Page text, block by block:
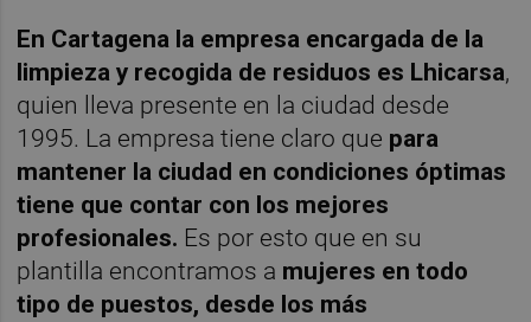
En Cartagena la empresa encargada de la
limpieza y recogida de residuos es Lhicarsa,
quien lleva presente en la ciudad desde
1995. La empresa tiene claro que para
mantener la ciudad en condiciones óptimas
tiene que contar con los mejores
profesionales. Es por esto que en su
plantilla encontramos a mujeres en todo
tipo de puestos, desde los más